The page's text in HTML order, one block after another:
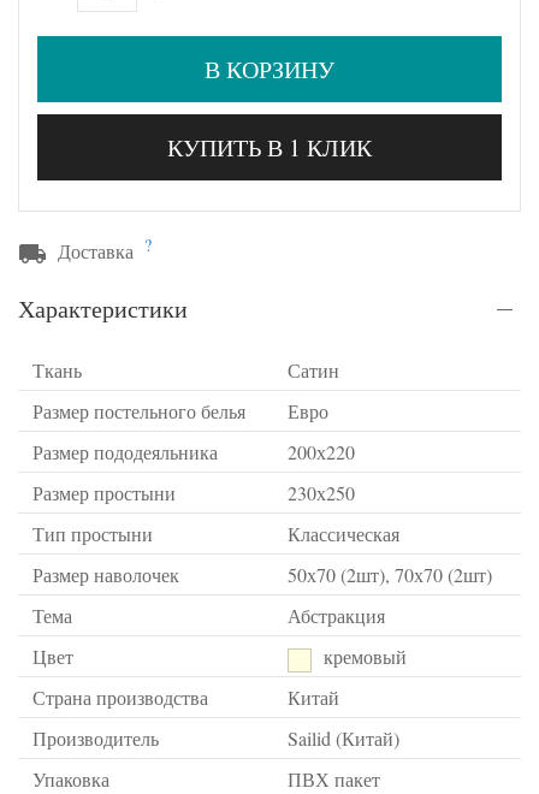
В КОРЗИНУ
КУПИТЬ В 1 КЛИК
Доставка ?
Характеристики
Ткань
Сатин
Размер постельного белья
Евро
Размер пододеяльника
200х220
Размер простыни
230х250
Тип простыни
Классическая
Размер наволочек
50х70 (2шт), 70х70 (2шт)
Тема
Абстракция
Цвет
кремовый
Страна производства
Китай
Производитель
Sailid (Китай)
Упаковка
ПВХ пакет